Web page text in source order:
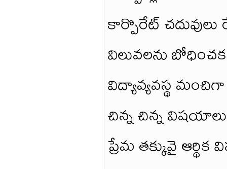
కార్పొరేట్
విలువలను
విద్యావ్యవస్థ
చిన్న చిన్న
ప్రేమ తక్కువై